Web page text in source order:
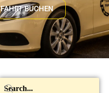
FAHRT BUCHEN